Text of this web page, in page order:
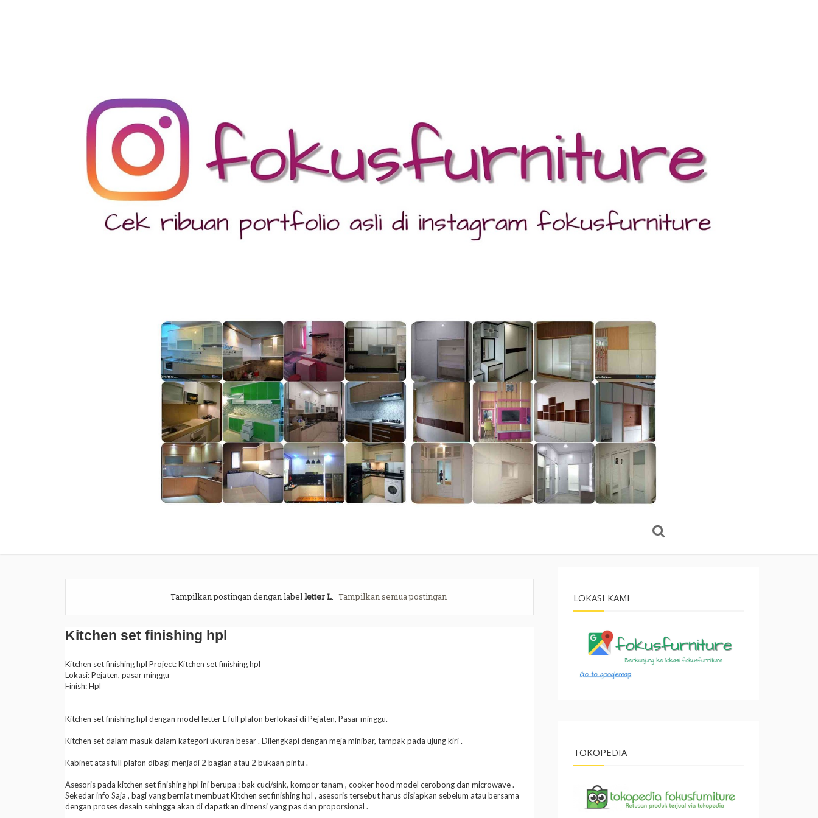
Tampilkan postingan dengan labelletter L. Tampilkan semua postingan
Kitchen set finishing hpl
Kitchen set finishing hpl Project: Kitchen set finishing hpl
Lokasi: Pejaten, pasar minggu
Finish: Hpl
Kitchen set finishing hpl dengan model letter L full plafon berlokasi di Pejaten, Pasar minggu.
Kitchen set dalam masuk dalam kategori ukuran besar . Dilengkapi dengan meja minibar, tampak pada ujung kiri .
Kabinet atas full plafon dibagi menjadi 2 bagian atau 2 bukaan pintu .
Asesoris pada kitchen set finishing hpl ini berupa : bak cuci/sink, kompor tanam , cooker hood model cerobong dan microwave .
Sekedar info Saja , bagi yang berniat membuat Kitchen set finishing hpl , asesoris tersebut harus disiapkan sebelum atau bersama
dengan proses desain sehingga akan di dapatkan dimensi yang pas dan proporsional .
LOKASI KAMI
TOKOPEDIA